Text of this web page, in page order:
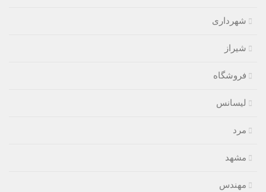
شهرداری
شیراز
فروشگاه
لیسانس
مرد
مشهد
مهندس